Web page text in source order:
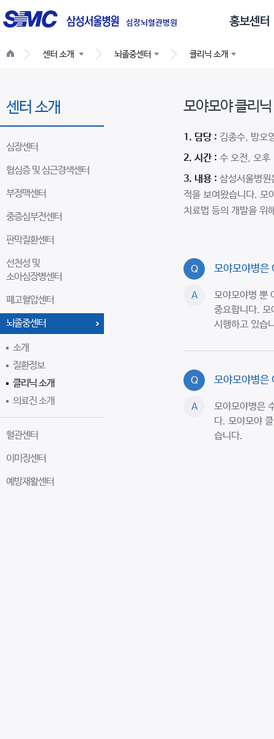
심장뇌혈관병원
글
로
네
이
션
센터 소개 뇌졸중센터 클리닉 소개
센터 소개
심장센터
협심증 및 심근경색센터
부정맥센터
중증심부전센터
판막질환센터
선천성 및
소아심장병센터
폐고혈압센터
뇌졸중센터
소개
질환정보
클리닉 소개
의료진 소개
혈관센터
이미징센터
예방재활센터
모야모야 클리닉
1. 담당 : 김종수, 방오
2. 시간 : 수 오전, 오후
3. 내용 : 삼성서울병
적을 보여왔습니다. 모
치료법 등의 개발을 위
Q 모야모야병은
A
모야모야병 뿐
중요합니다. 모
시행하고 있습
Q 모야모야병은
A
모야모야병은
다. 모야모야
습니다.